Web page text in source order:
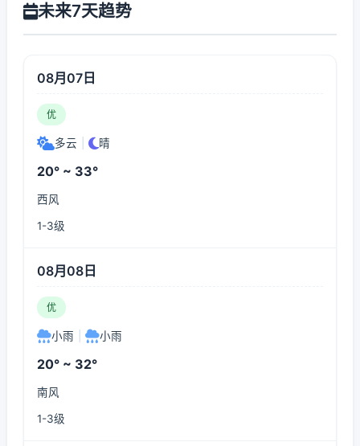
未来7天趋势
08月07日
优
多云 晴
20° ~ 33°
西风
1-3级
08月08日
优
小雨 小雨
20° ~ 32°
南风
1-3级